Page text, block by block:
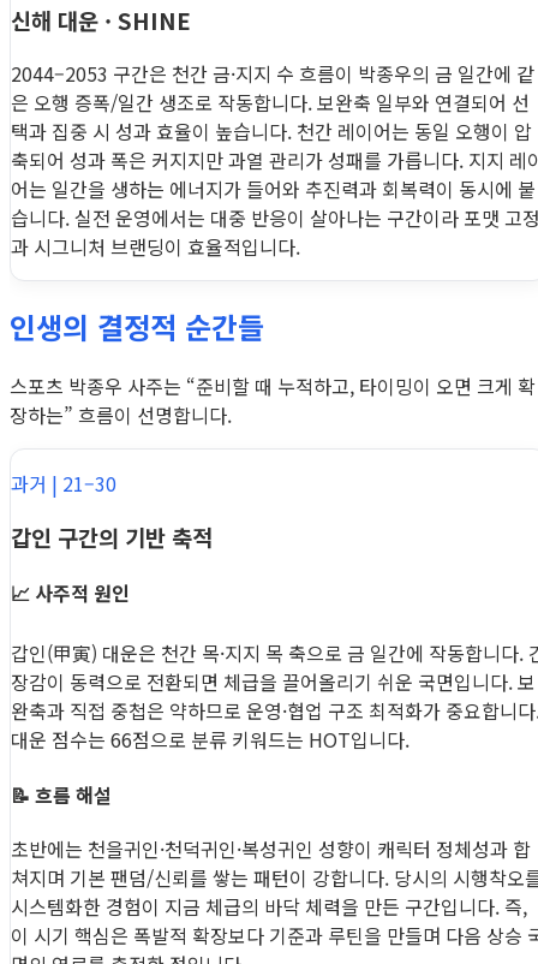
신해 대운 · SHINE
2044–2053 구간은 천간 금·지지 수 흐름이 박종우의 금 일간에 같
은 오행 증폭/일간 생조로 작동합니다. 보완축 일부와 연결되어 선
택과 집중 시 성과 효율이 높습니다. 천간 레이어는 동일 오행이 압
축되어 성과 폭은 커지지만 과열 관리가 성패를 가릅니다. 지지 레
어는 일간을 생하는 에너지가 들어와 추진력과 회복력이 동시에 붙
습니다. 실전 운영에서는 대중 반응이 살아나는 구간이라 포맷 고
과 시그니처 브랜딩이 효율적입니다.
인생의 결정적 순간들
스포츠 박종우 사주는 “준비할 때 누적하고, 타이밍이 오면 크게 확
장하는” 흐름이 선명합니다.
과거 | 21–30
갑인 구간의 기반 축적
📈 사주적 원인
갑인(甲寅) 대운은 천간 목·지지 목 축으로 금 일간에 작동합니다.
장감이 동력으로 전환되면 체급을 끌어올리기 쉬운 국면입니다. 보
완축과 직접 중첩은 약하므로 운영·협업 구조 최적화가 중요합니
대운 점수는 66점으로 분류 키워드는 HOT입니다.
📝 흐름 해설
초반에는 천을귀인·천덕귀인·복성귀인 성향이 캐릭터 정체성과 합
쳐지며 기본 팬덤/신뢰를 쌓는 패턴이 강합니다. 당시의 시행착오
시스템화한 경험이 지금 체급의 바닥 체력을 만든 구간입니다. 즉,
이 시기 핵심은 폭발적 확장보다 기준과 루틴을 만들며 다음 상승